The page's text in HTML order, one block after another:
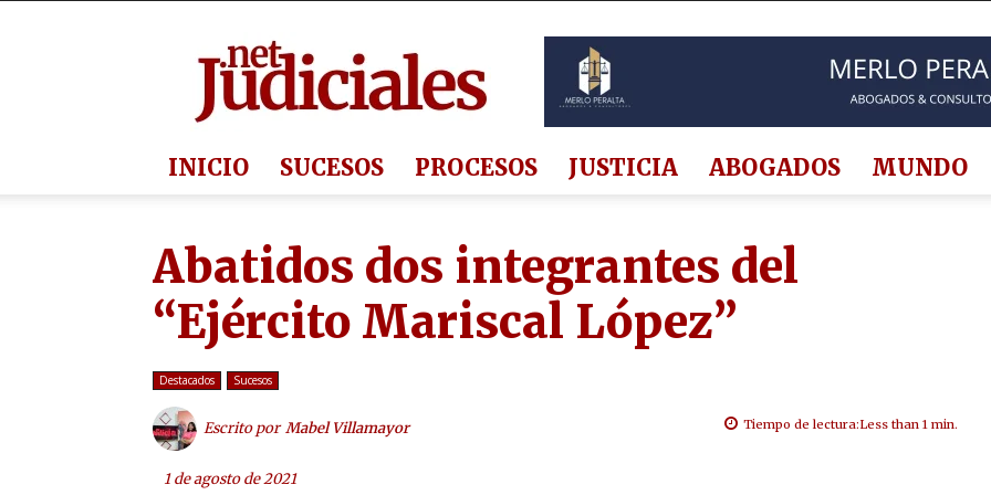
INICIO SUCESOS PROCESOS JUSTICIA ABOGADOS MUNDO
Abatidos dos integrantes del
“Ejército Mariscal López”
Destacados Sucesos
Escrito por Mabel Villamayor
1 de agosto de 2021
Tiempo de lectura:Less than 1 min.